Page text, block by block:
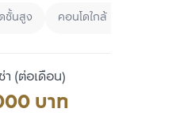
ชั้นสูง คอนโดใกล้ MRT
า (ต่อเดือน)
บาท